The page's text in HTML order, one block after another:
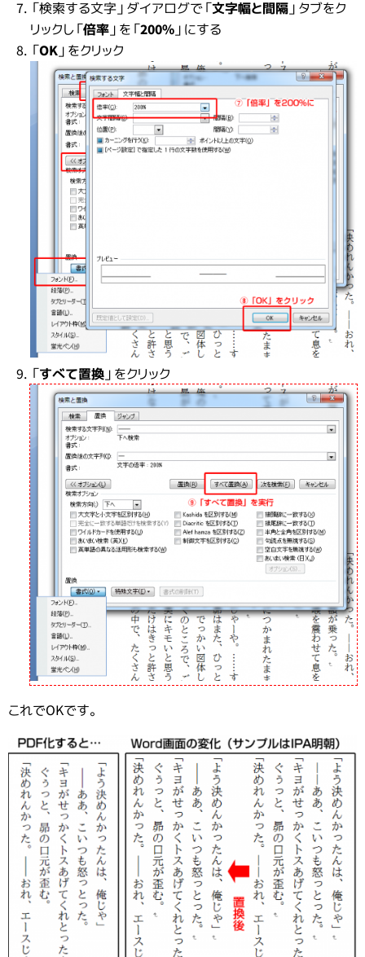
「検索する文字」ダイアログで「文字幅と間隔 」タブをク
リックし「倍率 」を「200% 」にする
「OK 」をクリック
「すべて置換 」をクリック
これでOKです。